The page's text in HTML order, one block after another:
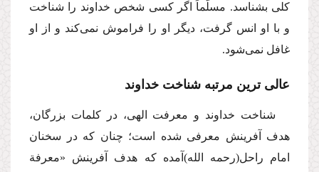
كلى بشناسد. مسلّماً اگر كسى شخص خداوند را شناخت
و با او انس گرفت، دیگر او را فراموش نمى‌كند و از او
غافل نمى‌شود.
عالى ترین مرتبه شناخت خداوند
شناخت خداوند و معرفت الهى، در كلمات بزرگان،
هدف آفرینش معرفى شده است؛ چنان كه در سخنان
امام راحل(رحمه الله) آمده كه هدف آفرینش «معرفة